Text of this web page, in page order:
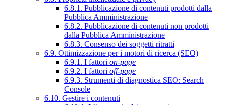
6.8.1. Pubblicazione di contenuti prodotti dalla
Pubblica Amministrazione
6.8.2. Pubblicazione di contenuti non prodotti
dalla Pubblica Amministrazione
6.8.3. Consenso dei soggetti ritratti
6.9. Ottimizzazione per i motori di ricerca (SEO)
6.9.1. I fattori on-page
6.9.2. I fattori off-page
6.9.3. Strumenti di diagnostica SEO: Search
Console
6.10. Gestire i contenuti